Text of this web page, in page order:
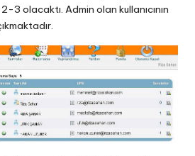
3 olacaktı. Admin olan kullanıcının